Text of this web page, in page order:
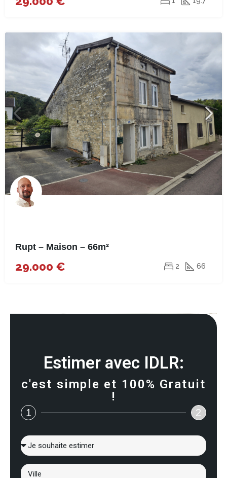
Rupt – Maison – 66m²
29.000 € 2 66
Estimer avec IDLR:
c'est simple et 100% Gratuit
!
1 2